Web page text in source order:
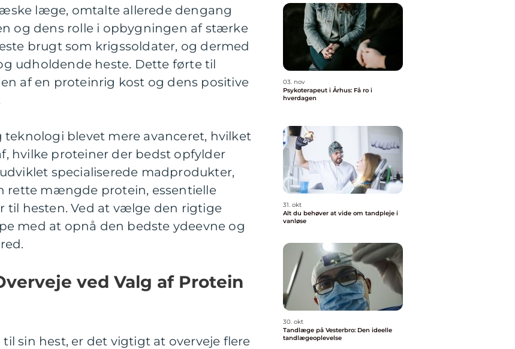
læge, omtalte allerede dengang
og dens rolle i opbygningen af stærke
brugt som krigssoldater, og dermed
udholdende heste. Dette førte til
af en proteinrig kost og dens positive
blevet mere avanceret, hvilket
hvilke proteiner der bedst opfylder
specialiserede madprodukter,
rette mængde protein, essentielle
hesten. Ved at vælge den rigtige
med at opnå den bedste ydeevne og
ved Valg af Protein
sin hest, er det vigtigt at overveje flere
03. nov
Psykoterapeut i Århus: Få ro i
hverdagen
31. okt
Alt du behøver at vide om tandpleje i
vanløse
30. okt
Tandlæge på Vesterbro: Den ideelle
tandlægeoplevelse